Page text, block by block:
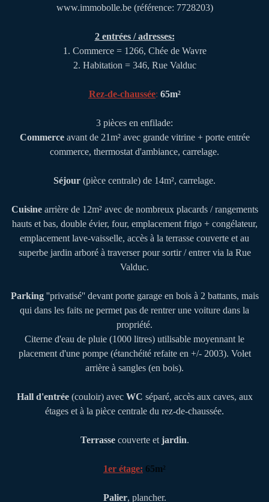
www.immobolle.be (référence: 7728203)
2 entrées / adresses:
1. Commerce = 1266, Chée de Wavre
2. Habitation = 346, Rue Valduc
Rez-de-chaussée: 65m²
3 pièces en enfilade:
Commerce avant de 21m² avec grande vitrine + porte entrée
commerce, thermostat d'ambiance, carrelage.
Séjour (pièce centrale) de 14m², carrelage.
Cuisine arrière de 12m² avec de nombreux placards / rangements
hauts et bas, double évier, four, emplacement frigo + congélateur,
emplacement lave-vaisselle, accès à la terrasse couverte et au
superbe jardin arboré à traverser pour sortir / entrer via la Rue
Valduc.
Parking ''privatisé'' devant porte garage en bois à 2 battants, mais
qui dans les faits ne permet pas de rentrer une voiture dans la
propriété.
Citerne d'eau de pluie (1000 litres) utilisable moyennant le
placement d'une pompe (étanchéité refaite en +/- 2003). Volet
arrière à sangles (en bois).
Hall d'entrée(couloir) avec WC séparé, accès aux caves, aux
étages et à la pièce centrale du rez-de-chaussée.
Terrassecouverte etjardin.
1er étage: 65m²
Palier, plancher.